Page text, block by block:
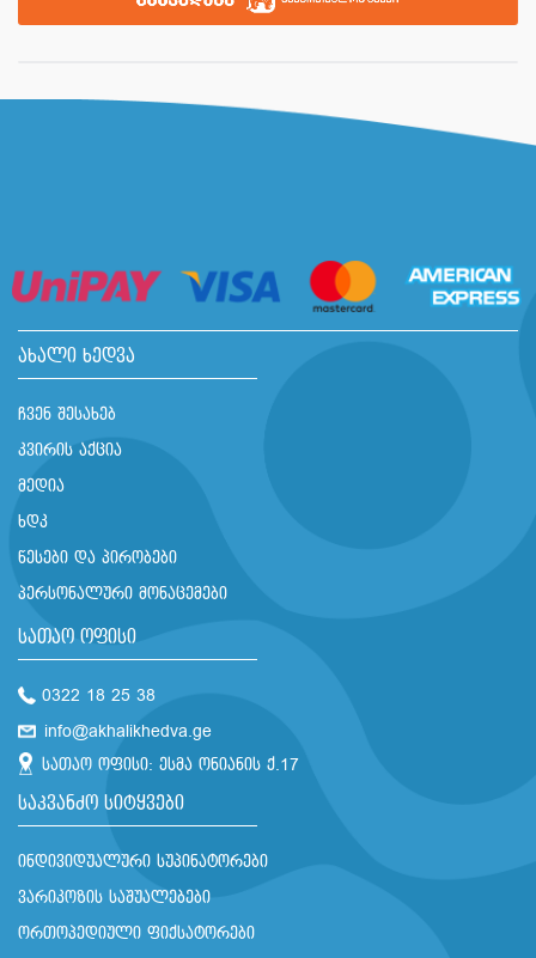
ახალი ხედვა
ჩვენ შესახებ
კვირის აქცია
მედია
ხდკ
წესები და პირობები
პერსონალური მონაცემები
სათაო ოფისი
0322 18 25 38
info@akhalikhedva.ge
სათაო ოფისი: ესმა ონიანის ქ.17
საკვანძო სიტყვები
ინდივიდუალური სუპინატორები
ვარიკოზის საშუალებები
ორთოპედიული ფიქსატორები